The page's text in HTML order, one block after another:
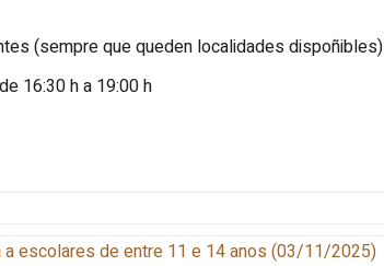
(sempre que queden localidades dispoñibles)
16:30 h a 19:00 h
escolares de entre 11 e 14 anos (03/11/2025)